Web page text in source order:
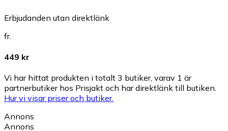
Erbjudanden utan direktlänk
fr.
449 kr
Vi har hittat produkten i totalt 3 butiker, varav 1 är
partnerbutiker hos Prisjakt och har direktlänk till butiken.
Hur vi visar priser och butiker.
Annons
Annons